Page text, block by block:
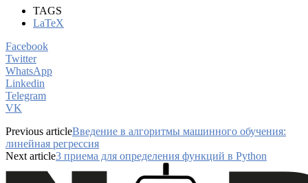
TAGS
LaTeX
Facebook
Twitter
WhatsApp
Linkedin
Telegram
VK
Previous articleВведение в алгоритмы машинного обучения:
линейная регрессия
Next article3 приема для определения функций в Python